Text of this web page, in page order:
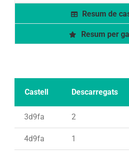
Resum de
Resum per
Castell Descarregats
3d9fa 2
4d9fa 1